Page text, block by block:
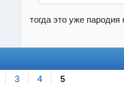
тогда это уже
3 4
5